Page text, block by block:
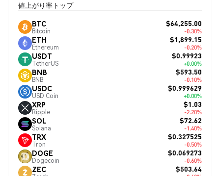
値上がり率トップ
BTC
Bitcoin
$64,255.00
-0.30%
ETH
Ethereum
$1,899.15
-0.20%
USDT
TetherUS
$0.99923
+0.00%
BNB
BNB
$593.50
-0.10%
USDC
USD Coin
$0.999629
+0.00%
XRP
Ripple
$1.03
-2.20%
SOL
Solana
$72.62
-1.40%
TRX
Tron
$0.327525
-0.50%
DOGE
Dogecoin
$0.069273
-0.60%
ZEC $503.64